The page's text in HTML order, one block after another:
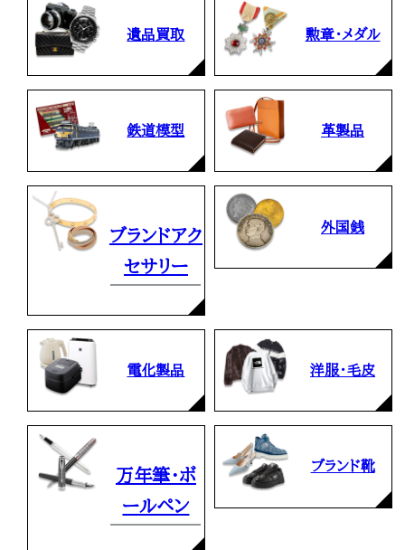
遺品買取 勲章・メダル
鉄道模型 革製品
ブランドアク
セサリー
外国銭
電化製品 洋服・毛皮
万年筆・ボ
ールペン
ブランド靴